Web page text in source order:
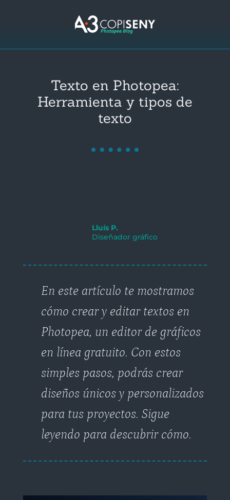
Texto en Photopea:
Herramienta y tipos de
texto
Lluís P.
Diseñador gráfico
En este artículo te mostramos
cómo crear y editar textos en
Photopea, un editor de gráficos
en línea gratuito. Con estos
simples pasos, podrás crear
diseños únicos y personalizados
para tus proyectos. Sigue
leyendo para descubrir cómo.